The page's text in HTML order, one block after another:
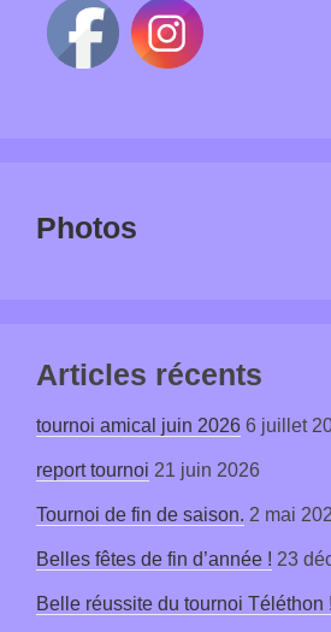
Photos
Articles récents
tournoi amical juin 2026 6 juillet
report tournoi 21 juin 2026
Tournoi de fin de saison. 2 mai
Belles fêtes de fin d’année ! 23
Belle réussite du tournoi Téléthon !